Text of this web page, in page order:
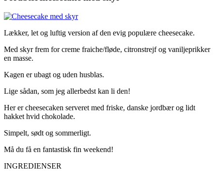
Lækker, let og luftig version af den evig populære cheesecake.
Med skyr frem for creme fraiche/fløde, citronstrejf og vaniljeprikker
en masse.
Kagen er ubagt og uden husblas.
Lige sådan, som jeg allerbedst kan li den!
Her er cheesecaken serveret med friske, danske jordbær og lidt
hakket hvid chokolade.
Simpelt, sødt og sommerligt.
Må du få en fantastisk fin weekend!
INGREDIENSER